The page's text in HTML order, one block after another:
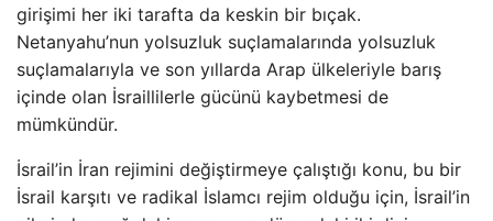
girişimi her iki tarafta da keskin bir bıçak.
Netanyahu’nun yolsuzluk suçlamalarında yolsuzluk
suçlamalarıyla ve son yıllarda Arap ülkeleriyle barış
içinde olan İsraillilerle gücünü kaybetmesi de
mümkündür.
İsrail’in İran rejimini değiştirmeye çalıştığı konu, bu bir
İsrail karşıtı ve radikal İslamcı rejim olduğu için, İsrail’in